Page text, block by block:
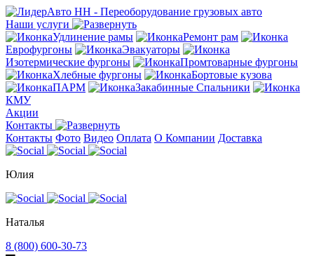
Наши услуги
Удлинение рамы
Ремонт рам
Еврофургоны
Эвакуаторы
Изотермические фургоны
Промтоварные фургоны
Хлебные фургоны
Бортовые кузова
ПАРМ
Закабинные Спальники
КМУ
Акции
Контакты
Контакты Фото Видео Оплата О Компании Доставка
Юлия
Наталья
8 (800) 600-30-73